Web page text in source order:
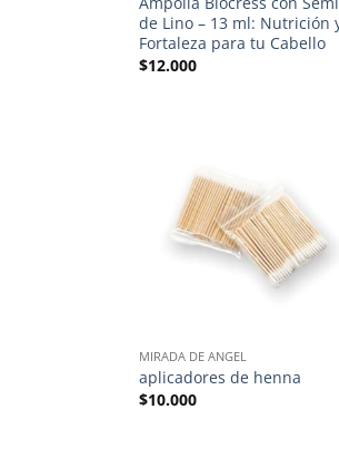
de Lino – 13 ml: Nutrición
Fortaleza para tu Cabello
$12.000
MIRADA DE ANGEL
aplicadores de henna
$10.000